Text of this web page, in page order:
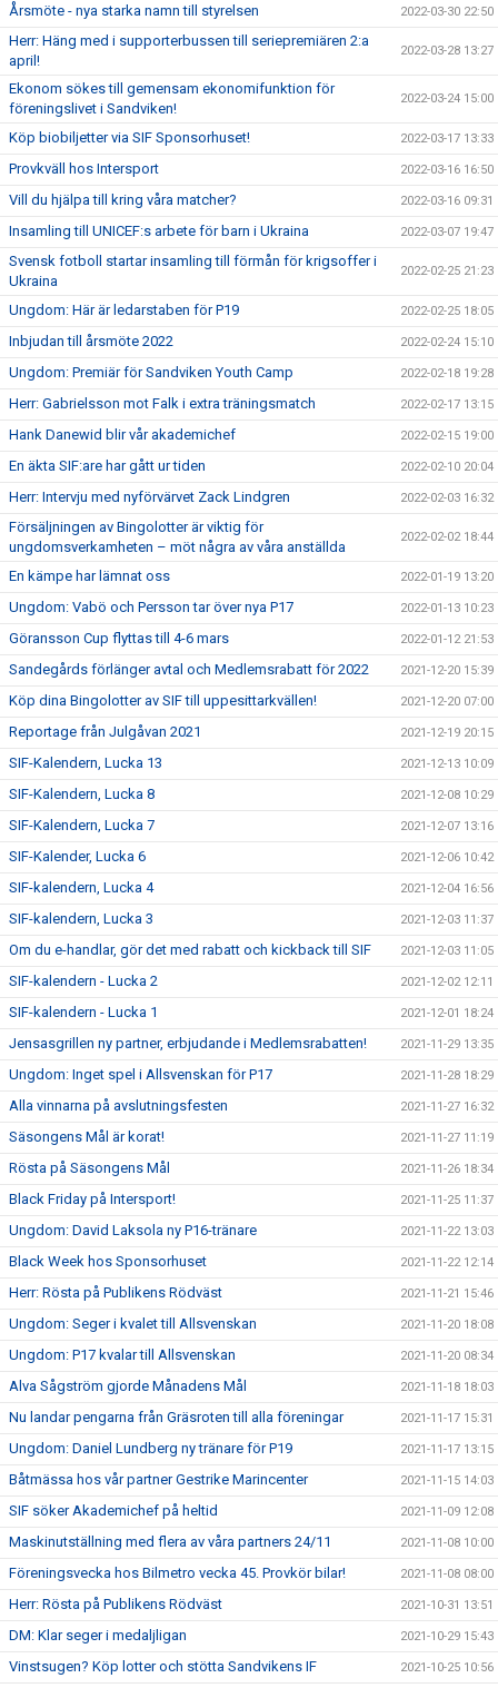
Årsmöte - nya starka namn till styrelsen 2022-03-30 22:50
Herr: Häng med i supporterbussen till seriepremiären 2:a
april!
2022-03-28 13:27
Ekonom sökes till gemensam ekonomifunktion för
föreningslivet i Sandviken!
2022-03-24 15:00
Köp biobiljetter via SIF Sponsorhuset! 2022-03-17 13:33
Provkväll hos Intersport 2022-03-16 16:50
Vill du hjälpa till kring våra matcher? 2022-03-16 09:31
Insamling till UNICEF:s arbete för barn i Ukraina 2022-03-07 19:47
Svensk fotboll startar insamling till förmån för krigsoffer i
Ukraina
2022-02-25 21:23
Ungdom: Här är ledarstaben för P19 2022-02-25 18:05
Inbjudan till årsmöte 2022 2022-02-24 15:10
Ungdom: Premiär för Sandviken Youth Camp 2022-02-18 19:28
Herr: Gabrielsson mot Falk i extra träningsmatch 2022-02-17 13:15
Hank Danewid blir vår akademichef 2022-02-15 19:00
En äkta SIF:are har gått ur tiden 2022-02-10 20:04
Herr: Intervju med nyförvärvet Zack Lindgren 2022-02-03 16:32
Försäljningen av Bingolotter är viktig för
ungdomsverkamheten – möt några av våra anställda
2022-02-02 18:44
En kämpe har lämnat oss 2022-01-19 13:20
Ungdom: Vabö och Persson tar över nya P17 2022-01-13 10:23
Göransson Cup flyttas till 4-6 mars 2022-01-12 21:53
Sandegårds förlänger avtal och Medlemsrabatt för 2022 2021-12-20 15:39
Köp dina Bingolotter av SIF till uppesittarkvällen! 2021-12-20 07:00
Reportage från Julgåvan 2021 2021-12-19 20:15
SIF-Kalendern, Lucka 13 2021-12-13 10:09
SIF-Kalendern, Lucka 8 2021-12-08 10:29
SIF-Kalendern, Lucka 7 2021-12-07 13:16
SIF-Kalender, Lucka 6 2021-12-06 10:42
SIF-kalendern, Lucka 4 2021-12-04 16:56
SIF-kalendern, Lucka 3 2021-12-03 11:37
Om du e-handlar, gör det med rabatt och kickback till SIF 2021-12-03 11:05
SIF-kalendern - Lucka 2 2021-12-02 12:11
SIF-kalendern - Lucka 1 2021-12-01 18:24
Jensasgrillen ny partner, erbjudande i Medlemsrabatten! 2021-11-29 13:35
Ungdom: Inget spel i Allsvenskan för P17 2021-11-28 18:29
Alla vinnarna på avslutningsfesten 2021-11-27 16:32
Säsongens Mål är korat! 2021-11-27 11:19
Rösta på Säsongens Mål 2021-11-26 18:34
Black Friday på Intersport! 2021-11-25 11:37
Ungdom: David Laksola ny P16-tränare 2021-11-22 13:03
Black Week hos Sponsorhuset 2021-11-22 12:14
Herr: Rösta på Publikens Rödväst 2021-11-21 15:46
Ungdom: Seger i kvalet till Allsvenskan 2021-11-20 18:08
Ungdom: P17 kvalar till Allsvenskan 2021-11-20 08:34
Alva Sågström gjorde Månadens Mål 2021-11-18 18:03
Nu landar pengarna från Gräsroten till alla föreningar 2021-11-17 15:31
Ungdom: Daniel Lundberg ny tränare för P19 2021-11-17 13:15
Båtmässa hos vår partner Gestrike Marincenter 2021-11-15 14:03
SIF söker Akademichef på heltid 2021-11-09 12:08
Maskinutställning med flera av våra partners 24/11 2021-11-08 10:00
Föreningsvecka hos Bilmetro vecka 45. Provkör bilar! 2021-11-08 08:00
Herr: Rösta på Publikens Rödväst 2021-10-31 13:51
DM: Klar seger i medaljligan 2021-10-29 15:43
Vinstsugen? Köp lotter och stötta Sandvikens IF 2021-10-25 10:56